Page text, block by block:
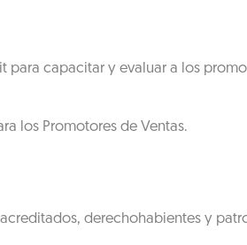
capacitar y evaluar a los
los Promotores de Ventas.
derechohabientes y